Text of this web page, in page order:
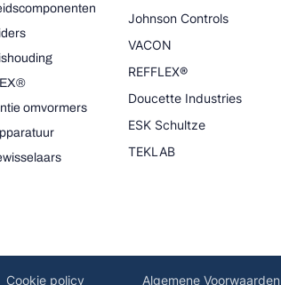
omvormers
Johnson Controls
VACON
REFFLEX®
Doucette Industries
ESK Schultze
TEKLAB
Cookie policy Algemene Voorwaarden